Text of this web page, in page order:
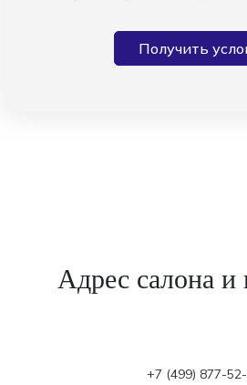
Получить
Адрес салона и
+7 (499) 877-